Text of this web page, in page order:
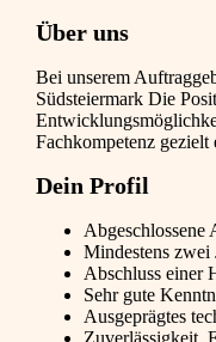
Über uns
Bei unserem
Südsteiermark Die
Fachkompetenz gezielt
Dein Profil
Abgeschlossene
Mindestens
Abschluss einer
Sehr gute
Ausgeprägtes
Zuverlässigkeit,